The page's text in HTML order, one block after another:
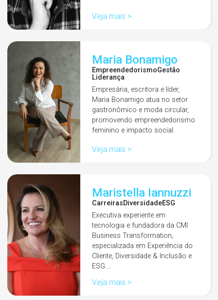
Veja mais >
Maria Bonamigo
EmpreendedorismoGestão
Liderança
Empresária, escritora e líder,
Maria Bonamigo atua no setor
gastronômico e moda circular,
promovendo empreendedorismo
feminino e impacto social.
Veja mais >
Maristella Iannuzzi
CarreirasDiversidadeESG
Executiva experiente em
tecnologia e fundadora da CMI
Business Transformation,
especializada em Experiência do
Cliente, Diversidade & Inclusão e
ESG.…
Veja mais >